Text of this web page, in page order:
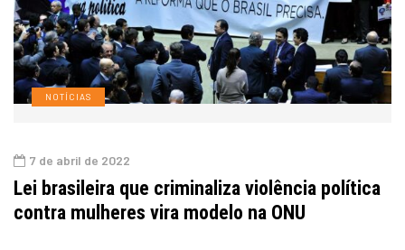
NOTÍCIAS
7 de abril de 2022
Lei brasileira que criminaliza violência política
contra mulheres vira modelo na ONU